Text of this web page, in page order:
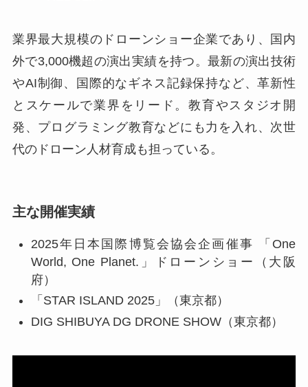
業界最大規模のドローンショー企業であり、国内
外で3,000機超の演出実績を持つ。最新の演出技術
やAI制御、国際的なギネス記録保持など、革新性
とスケールで業界をリード。教育やスタジオ開
発、プログラミング教育などにも力を入れ、次世
代のドローン人材育成も担っている。
主な開催実績
2025年⽇本国際博覧会協会企画催事 「One
World, One Planet.」ドローンショー（大阪
府）
「STAR ISLAND 2025」（東京都）
DIG SHIBUYA DG DRONE SHOW（東京都）